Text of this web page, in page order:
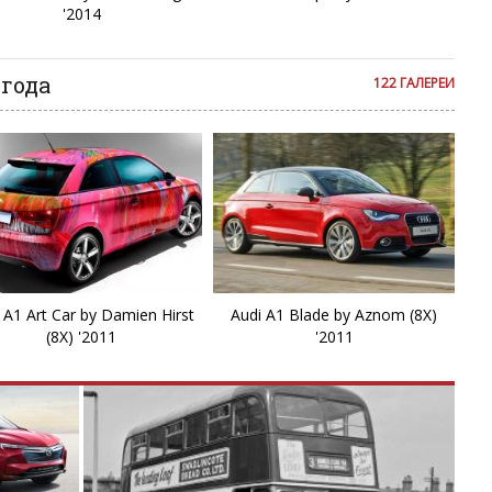
'2014
122 ГАЛЕРЕИ
A1 Art Car by Damien Hirst
(8X) '2011
Audi A1 Blade by Aznom (8X)
'2011